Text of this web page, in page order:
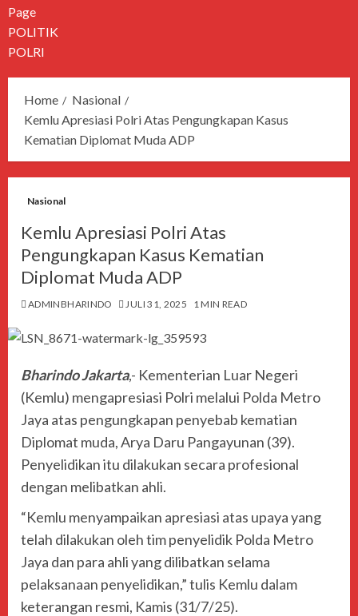
Page
POLITIK
POLRI
Home
Nasional
Kemlu Apresiasi Polri Atas Pengungkapan Kasus
Kematian Diplomat Muda ADP
Nasional
Kemlu Apresiasi Polri Atas
Pengungkapan Kasus Kematian
Diplomat Muda ADP
ADMINBHARINDO JULI 31, 2025 1 MIN READ
Bharindo Jakarta,- Kementerian Luar Negeri
(Kemlu) mengapresiasi Polri melalui Polda Metro
Jaya atas pengungkapan penyebab kematian
Diplomat muda, Arya Daru Pangayunan (39).
Penyelidikan itu dilakukan secara profesional
dengan melibatkan ahli.
“Kemlu menyampaikan apresiasi atas upaya yang
telah dilakukan oleh tim penyelidik Polda Metro
Jaya dan para ahli yang dilibatkan selama
pelaksanaan penyelidikan,” tulis Kemlu dalam
keterangan resmi, Kamis (31/7/25).